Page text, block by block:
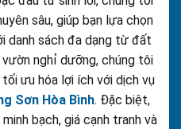
sâu, giúp bạn lựa chọn
danh sách đa dạng từ đất
nghỉ dưỡng, chúng tôi
ưu hóa lợi ích với dịch vụ
Sơn Hòa Bình. Đặc biệt,
bạch, giá cạnh tranh và